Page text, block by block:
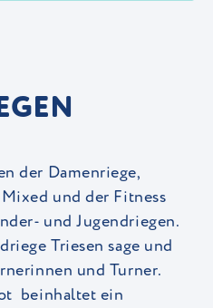
der Damenriege,
und der Fitness
und Jugendriegen.
Triesen sage und
und Turner.
beinhaltet ein